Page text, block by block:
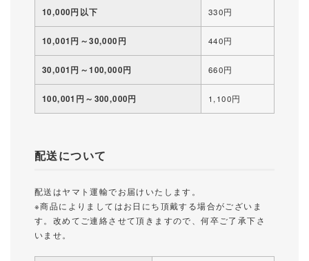
10,000円以下 330円
10,001円～30,000円 440円
30,001円～100,000円 660円
100,001円～300,000円 1,100円
配送について
配送はヤマト運輸でお届けいたします。
※商品によりましてはお日にち頂戴する場合がございま
す。改めてご連絡させて頂きますので、何卒ご了承下さ
いませ。